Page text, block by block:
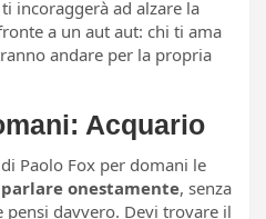
incoraggerà ad alzare la
a un aut aut: chi ti ama
andare per la propria
Acquario
Paolo Fox per domani le
parlare onestamente, senza
davvero. Devi trovare il